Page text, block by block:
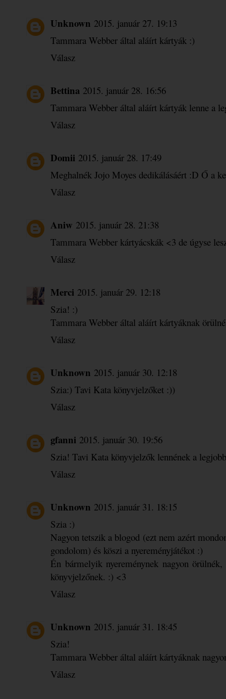
Unknown 2015. január 27. 19:13
Tammara Webber által aláírt kártyák :)
Válasz
Bettina 2015. január 28. 16:56
Tammara Webber által aláírt kártyák lenne a
Válasz
Domii 2015. január 28. 17:49
Meghalnék Jojo Moyes dedikálásáért :D Ő a
Válasz
Aniw 2015. január 28. 21:38
Tammara Webber kártyácskák <3 de úgyse
Válasz
Merci 2015. január 29. 12:18
Szia! :)
Tammara Webber által aláírt kártyáknak
Válasz
Unknown 2015. január 30. 12:18
Szia:) Tavi Kata könyvjelzőket :))
Válasz
gfanni 2015. január 30. 19:56
Szia! Tavi Kata könyvjelzők lennének a
Válasz
Unknown 2015. január 31. 18:15
Szia :)
Nagyon tetszik a blogod (ezt nem azért
gondolom) és köszi a nyereményjátékot :)
Én bármelyik nyereménynek nagyon
könyvjelzőnek. :) <3
Válasz
Unknown 2015. január 31. 18:45
Szia!
Tammara Webber által aláírt kártyáknak
Válasz